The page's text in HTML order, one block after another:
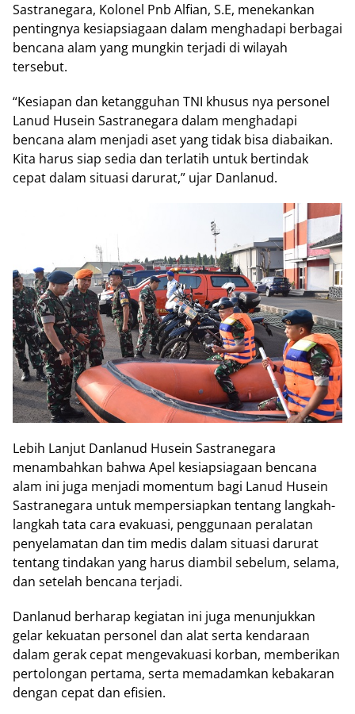
Sastranegara, Kolonel Pnb Alfian, S.E, menekankan
pentingnya kesiapsiagaan dalam menghadapi berbagai
bencana alam yang mungkin terjadi di wilayah
tersebut.
“Kesiapan dan ketangguhan TNI khusus nya personel
Lanud Husein Sastranegara dalam menghadapi
bencana alam menjadi aset yang tidak bisa diabaikan.
Kita harus siap sedia dan terlatih untuk bertindak
cepat dalam situasi darurat,” ujar Danlanud.
Lebih Lanjut Danlanud Husein Sastranegara
menambahkan bahwa Apel kesiapsiagaan bencana
alam ini juga menjadi momentum bagi Lanud Husein
Sastranegara untuk mempersiapkan tentang langkah-
langkah tata cara evakuasi, penggunaan peralatan
penyelamatan dan tim medis dalam situasi darurat
tentang tindakan yang harus diambil sebelum, selama,
dan setelah bencana terjadi.
Danlanud berharap kegiatan ini juga menunjukkan
gelar kekuatan personel dan alat serta kendaraan
dalam gerak cepat mengevakuasi korban, memberikan
pertolongan pertama, serta memadamkan kebakaran
dengan cepat dan efisien.